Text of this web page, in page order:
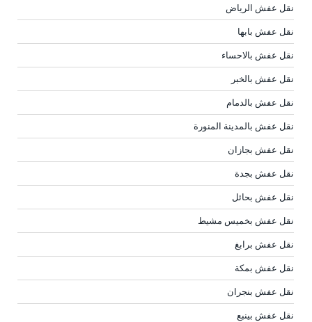
نقل عفش الرياض
نقل عفش بابها
نقل عفش بالاحساء
نقل عفش بالخبر
نقل عفش بالدمام
نقل عفش بالمدينة المنورة
نقل عفش بجازان
نقل عفش بجدة
نقل عفش بحائل
نقل عفش بخميس مشيط
نقل عفش برابغ
نقل عفش بمكة
نقل عفش بنجران
نقل عفش بينبع